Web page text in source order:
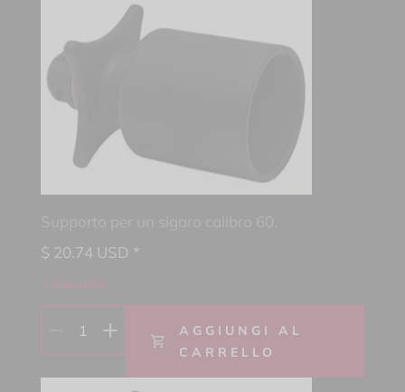
$ 20.74 USD *
1
AGGIUNGI AL
CARRELLO